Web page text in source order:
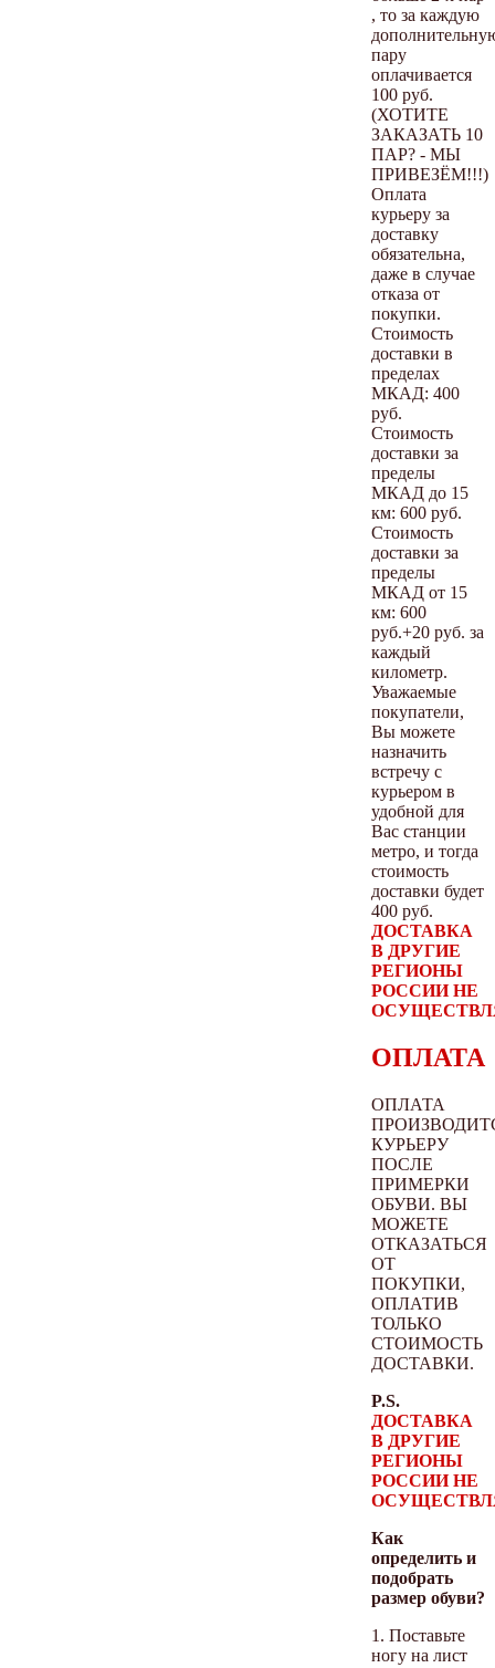
, то за каждую
пару
оплачивается
100 руб.
(ХОТИТЕ
ЗАКАЗАТЬ 10
ПАР? - МЫ
ПРИВЕЗЁМ!!!)
Оплата
курьеру за
доставку
обязательна,
даже в случае
отказа от
покупки.
Стоимость
доставки в
пределах
МКАД: 400
руб.
Стоимость
доставки за
пределы
МКАД до 15
км: 600 руб.
Стоимость
доставки за
пределы
МКАД от 15
км: 600
руб.+20 руб. за
каждый
километр.
Уважаемые
покупатели,
Вы можете
назначить
встречу с
курьером в
удобной для
Вас станции
метро, и тогда
стоимость
доставки будет
400 руб.
ДОСТАВКА
В ДРУГИЕ
РЕГИОНЫ
РОССИИ НЕ
ОПЛАТА
ОПЛАТА
КУРЬЕРУ
ПОСЛЕ
ПРИМЕРКИ
ОБУВИ. ВЫ
МОЖЕТЕ
ОТКАЗАТЬСЯ
ОТ
ПОКУПКИ,
ОПЛАТИВ
ТОЛЬКО
СТОИМОСТЬ
ДОСТАВКИ.
P.S.
ДОСТАВКА
В ДРУГИЕ
РЕГИОНЫ
РОССИИ НЕ
Как
определить и
подобрать
размер обуви?
1. Поставьте
ногу на лист